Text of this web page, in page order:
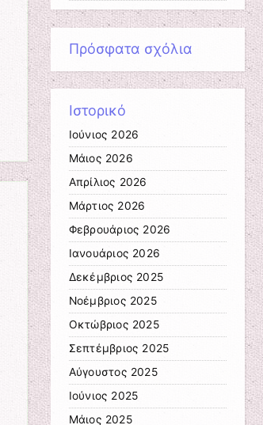
Πρόσφατα σχόλια
Ιστορικό
Ιούνιος 2026
Μάιος 2026
Απρίλιος 2026
Μάρτιος 2026
Φεβρουάριος 2026
Ιανουάριος 2026
Δεκέμβριος 2025
Νοέμβριος 2025
Οκτώβριος 2025
Σεπτέμβριος 2025
Αύγουστος 2025
Ιούνιος 2025
Μάιος 2025